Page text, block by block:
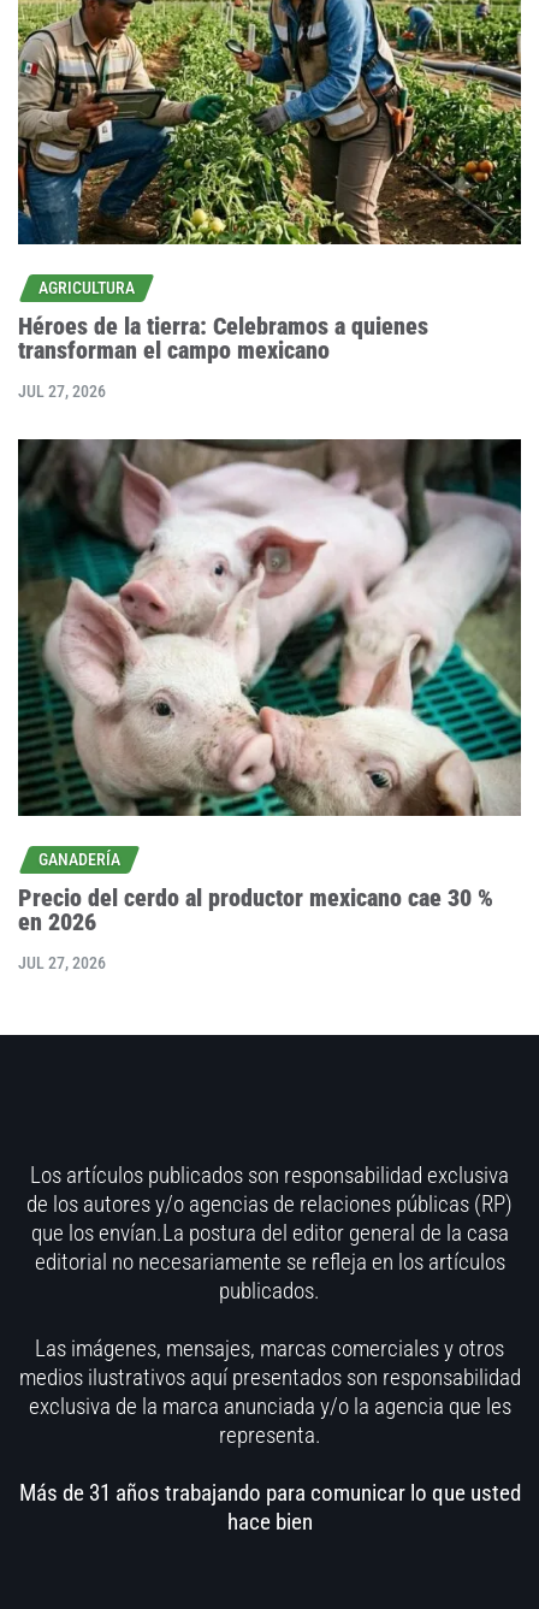
AGRICULTURA
Héroes de la tierra: Celebramos a quienes
transforman el campo mexicano
JUL 27, 2026
GANADERÍA
Precio del cerdo al productor mexicano cae 30 %
en 2026
JUL 27, 2026
Los artículos publicados son responsabilidad exclusiva
de los autores y/o agencias de relaciones públicas (RP)
que los envían.La postura del editor general de la casa
editorial no necesariamente se refleja en los artículos
publicados.
Las imágenes, mensajes, marcas comerciales y otros
medios ilustrativos aquí presentados son responsabilidad
exclusiva de la marca anunciada y/o la agencia que les
representa.
Más de 31 años trabajando para comunicar lo que usted
hace bien